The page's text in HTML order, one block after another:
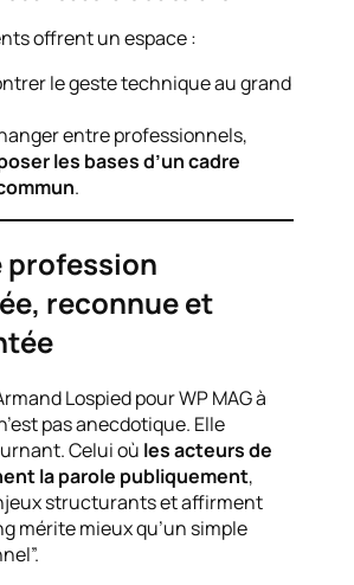
offrent un espace :
le geste technique au grand
entre professionnels,
les bases d’un cadre
.
profession
reconnue et
Lospied pour WP MAG à
pas anecdotique. Elle
Celui où les acteurs de
la parole publiquement,
structurants et affirment
mérite mieux qu’un simple